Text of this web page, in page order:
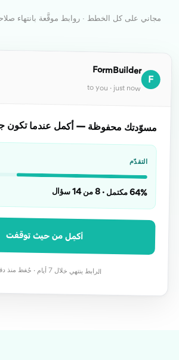
مجاني على كل الخطط · روابط موقَّعة بانتهاء
F
FormBuilder
to you · just now
مسوّدتك محفوظة — أكمل عندما تكون
التقدّم
64% مكتمل · 8 من 14 سؤال
أكمِل من حيث توقفت
الرابط ينتهي خلال 7 أيام · حُفظ منذ دقيقتين